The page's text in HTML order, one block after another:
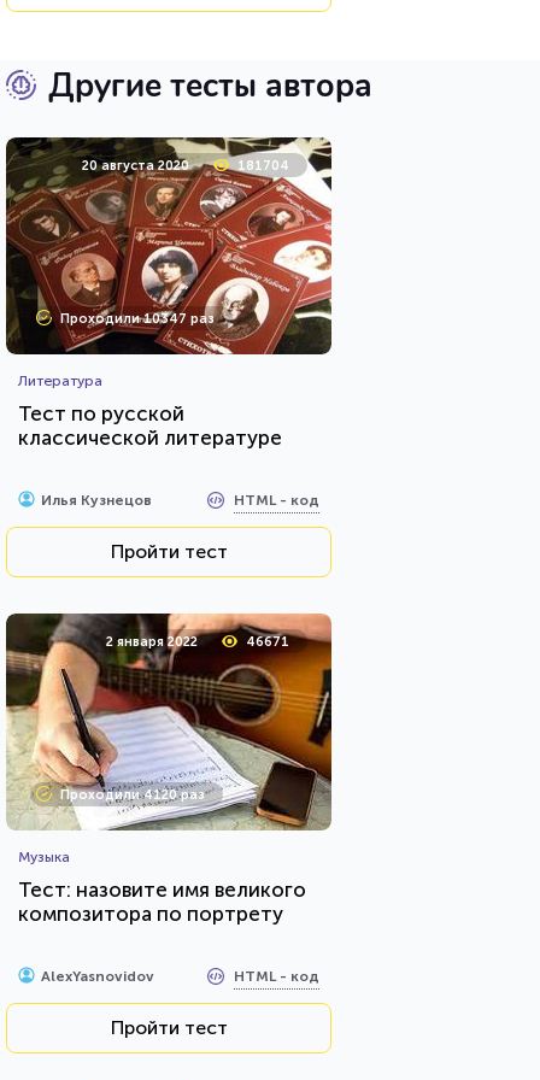
Другие тесты автора
20 августа 2020 181704
Проходили 10347 раз
Литература
Тест по русской
классической литературе
Илья Кузнецов HTML - код
Пройти тест
2 января 2022 46671
Проходили 4120 раз
Музыка
Тест: назовите имя великого
композитора по портрету
AlexYasnovidov HTML - код
Пройти тест